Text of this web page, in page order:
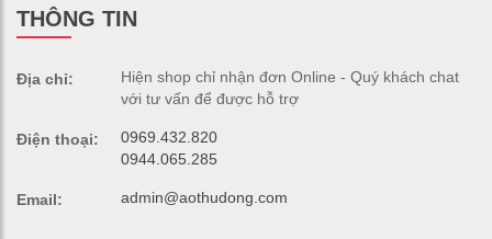
THÔNG TIN
Địa chỉ:
Hiện shop chỉ nhận đơn Online - Quý khách chat
với tư vấn để được hỗ trợ
Điện thoại:
0969.432.820
0944.065.285
Email: admin@aothudong.com